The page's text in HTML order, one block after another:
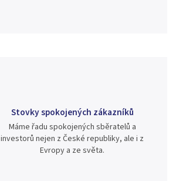
Stovky spokojených zákazníků
Máme řadu spokojených sběratelů a
investorů nejen z České republiky, ale i z
Evropy a ze světa.